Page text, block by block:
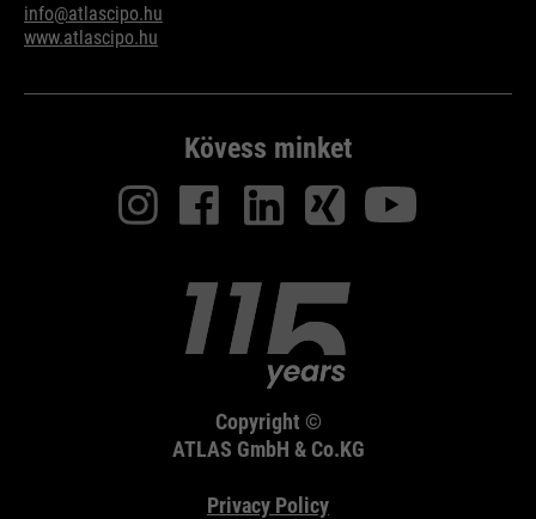
info@atlascipo.hu
www.atlascipo.hu
Kövess minket
Copyright ©
ATLAS GmbH & Co.KG
Privacy Policy